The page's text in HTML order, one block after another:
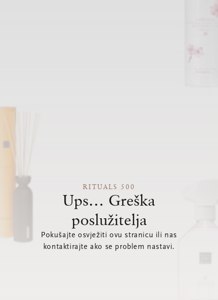
RITUALS 500
Ups… Greška
poslužitelja
Pokušajte osvježiti ovu stranicu ili nas
kontaktirajte ako se problem nastavi.